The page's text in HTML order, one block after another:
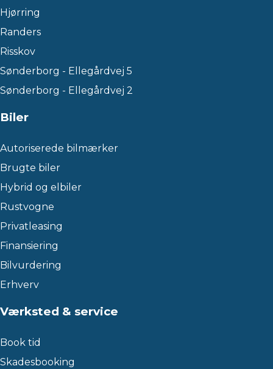
Hjørring
Randers
Risskov
Sønderborg - Ellegårdvej 5
Sønderborg - Ellegårdvej 2
Biler
Autoriserede bilmærker
Brugte biler
Hybrid og elbiler
Rustvogne
Privatleasing
Finansiering
Bilvurdering
Erhverv
Værksted & service
Book tid
Skadesbooking